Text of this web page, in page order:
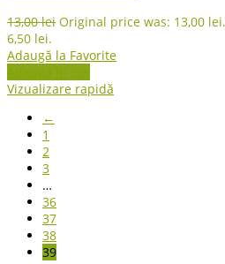
13,00lei Original price was: 13,00 lei.
6,50 lei.
Adaugă la Favorite
Adaugă în coș
Vizualizare rapidă
←
1
2
3
…
36
37
38
39